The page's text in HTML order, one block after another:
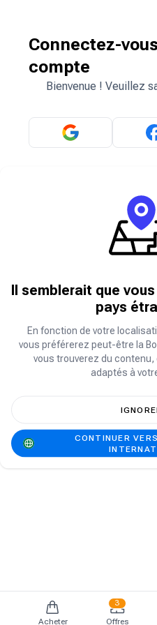
Acheter
3
Offres
Connectez-
compte
Bienvenue ! Veuillez
Se
Il semblerait que
pays
En fonction de votre
vous préférerez peut-être la
vous trouverez du
adaptés à
CONTINUER